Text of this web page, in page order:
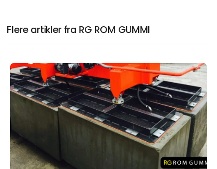
Flere artikler fra RG ROM GUMMI